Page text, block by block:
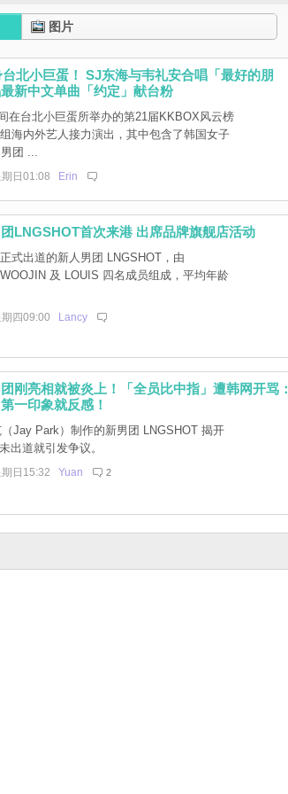
图片
北小巨蛋！ SJ东海与韦礼安合唱「最好的朋
新中文单曲「约定」献台粉
在台北小巨蛋所举办的第21届KKBOX风云榜
海内外艺人接力演出，其中包含了韩国女子
团 ...
日01:08 Erin
LNGSHOT首次来港 出席品牌旗舰店活动
式出道的新人男团 LNGSHOT，由
及 LOUIS 四名成员组成，平均年龄
四09:00 Lancy
刚亮相就被炎上！「全员比中指」遭韩网开骂：
一印象就反感！
Jay Park）制作的新男团 LNGSHOT 揭开
出道就引发争议。
日15:32 Yuan 2